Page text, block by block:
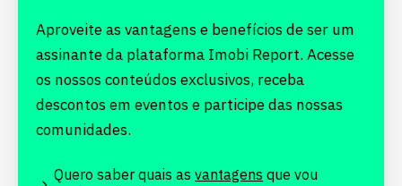
Aproveite as vantagens e benefícios de ser um
assinante da plataforma Imobi Report. Acesse
os nossos conteúdos exclusivos, receba
descontos em eventos e participe das nossas
comunidades.
Quero saber quais as vantagens que vou